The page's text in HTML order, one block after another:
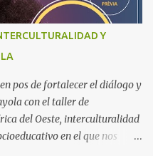
Y
pos de fortalecer el diálogo y
con el taller de
del Oeste, interculturalidad
en el que nos